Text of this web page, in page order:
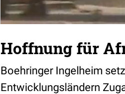
Hoffnung für
Boehringer Ingelheim
Entwicklungsländern